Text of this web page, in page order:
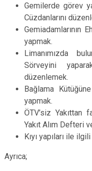
Köyceğiz
Marmaris
Gemilerde görev
Cüzdanlarını
Gemiadamlarının
yapmak.
Limanımızda
Sörveyini
düzenlemek.
Bağlama
yapmak.
ÖTV’siz Yakıttan
Yakıt Alım Defteri
Kıyı yapıları ile
Ayrıca;